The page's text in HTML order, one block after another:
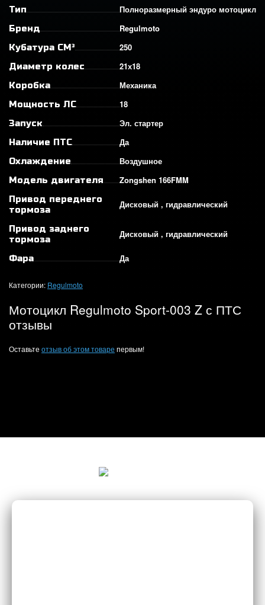
Тип Полноразмерный эндуро мотоцикл
Бренд Regulmoto
Кубатура СМ³ 250
Диаметр колес 21х18
Коробка Механика
Мощность ЛС 18
Запуск Эл. стартер
Наличие ПТС Да
Охлаждение Воздушное
Модель двигателя Zongshen 166FMM
Привод переднего
тормоза
Дисковый , гидравлический
Привод заднего
тормоза
Дисковый , гидравлический
Фара Да
Категории: Regulmoto
Мотоцикл Regulmoto Sport-003 Z с ПТС
отзывы
Оставьте отзыв об этом товаре первым!